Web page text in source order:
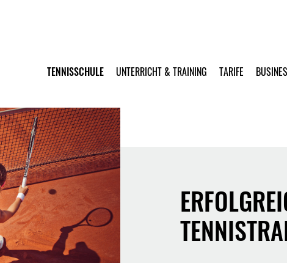
TENNISSCHULE UNTERRICHT & TRAINING TARIFE